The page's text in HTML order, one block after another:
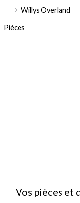
Willys Overland
Pièces
Vos pièces et